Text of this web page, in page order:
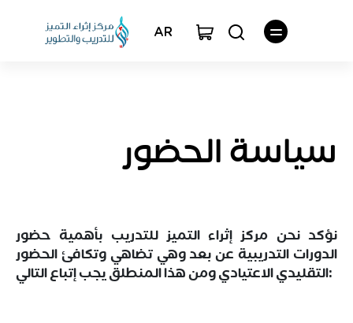
AR
سياسة الحضور
نؤكد نحن مركز إثراء التميز للتدريب بأهمية حضور
الدورات التدريبية عن بعد وهي تضاهي وتكافئ الحضور
التقليدي الاعتيادي ومن هذا المنطلق يجب إتباع التالي: